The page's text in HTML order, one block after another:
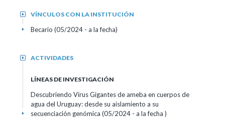
VÍNCULOS CON LA INSTITUCIÓN
+
Becario (05/2024 - a la fecha)
+
ACTIVIDADES
+
LÍNEAS DE INVESTIGACIÓN
Descubriendo Virus Gigantes de ameba en cuerpos de
agua del Uruguay: desde su aislamiento a su
secuenciación genómica (05/2024 - a la fecha )
+